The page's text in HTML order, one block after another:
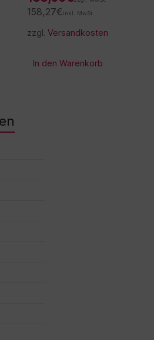
158,27€ inkl. MwSt.
zzgl.Versandkosten
In den Warenkorb